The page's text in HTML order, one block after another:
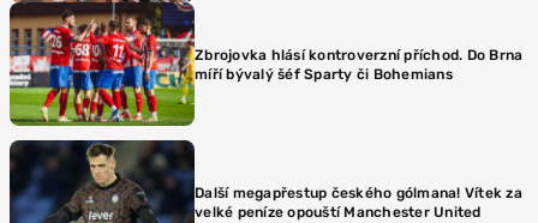
Zbrojovka hlásí kontroverzní příchod. Do Brna
míří bývalý šéf Sparty či Bohemians
Další megapřestup českého gólmana! Vítek za
velké peníze opouští Manchester United